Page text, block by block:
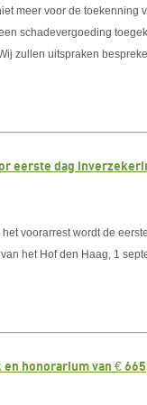
meer voor de toekenning
schadevergoeding
zullen uitspraken
eerste dag
voorarrest wordt de
het Hof den Haag, 1
en honorarium van €